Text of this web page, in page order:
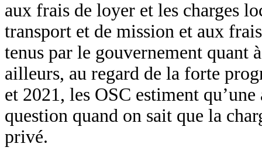
aux frais de loyer et les charges
transport et de mission et aux
tenus par le gouvernement quant
ailleurs, au regard de la forte
et 2021, les OSC estiment
question quand on sait que la
privé.